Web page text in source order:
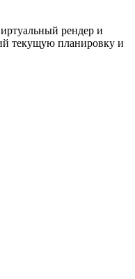
рендер и
текущую планировку и